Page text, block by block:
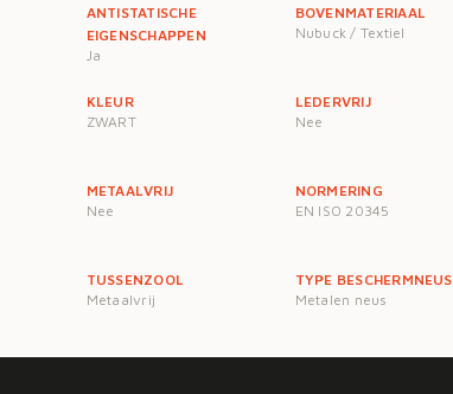
ANTISTATISCHE
EIGENSCHAPPEN
Ja
BOVENMATERIAAL
Nubuck / Textiel
KLEUR
ZWART
LEDERVRIJ
Nee
METAALVRIJ
Nee
NORMERING
EN ISO 20345
TUSSENZOOL
Metaalvrij
TYPE BESCHERMNEUS
Metalen neus